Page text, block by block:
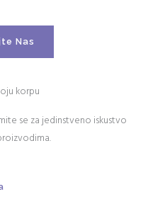
Nas
korpu
se za jedinstveno iskustvo